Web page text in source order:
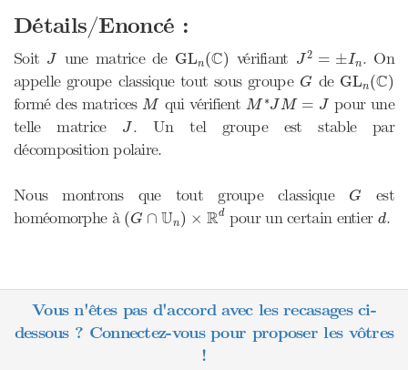
Détails/Enoncé :
Soit J
J une matrice de GLn(C)
GL (C) vérifiant J2 = ±In
J2= I n
. On
appelle groupe classique tout sous groupe G
Gde GLn(C)
GL n(C)
formé des matricesM
Mqui vérifient M ∗JM = J
M∗JM=
pour une
telle matrice
J
J. Un tel groupe est stable par
décomposition polaire.
Nous montrons que tout groupe classique G
Gest
homéomorphe à (G ∩ Un) × Rd
( G∩ Un )× d pour un certain entier d
d.
Vous n'êtes pas d'accord avec les recasages ci-
dessous ? Connectez-vous pour proposer les vôtres
!